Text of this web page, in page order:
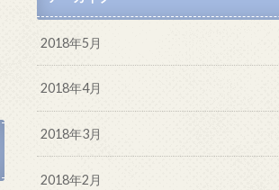
2018年5月
2018年4月
2018年3月
2018年2月